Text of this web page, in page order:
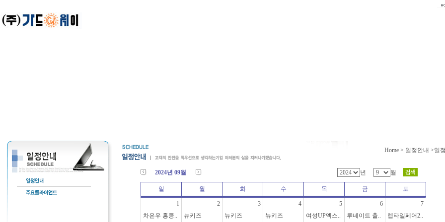
Home > 일정안내 >일
2024년 09월 년 월
일 월 화 수 목 금 토
1
차은우 홍콩..
2
뉴키즈
3
뉴키즈
4
뉴키즈
5
여성UP엑스..
6
루네이트 출..
7
렙타일페어2..